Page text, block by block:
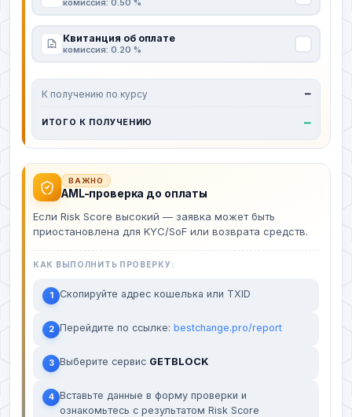
комиссия: 0.50 %
Квитанция об оплате
комиссия: 0.20 %
К получению по курсу —
ИТОГО К ПОЛУЧЕНИЮ —
ВАЖНО
AML-проверка до оплаты
Если Risk Score высокий — заявка может быть
приостановлена для KYC/SoF или возврата средств.
КАК ВЫПОЛНИТЬ ПРОВЕРКУ:
1 Скопируйте адрес кошелька или TXID
2 Перейдите по ссылке: bestchange.pro/report
3 Выберите сервис GETBLOCK
4 Вставьте данные в форму проверки и
ознакомьтесь с результатом Risk Score